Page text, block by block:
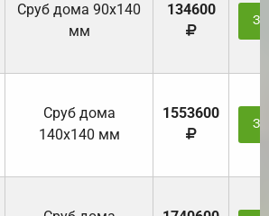
Cруб дома 90x140
мм
134600
Cруб дома
140х140 мм
1553600